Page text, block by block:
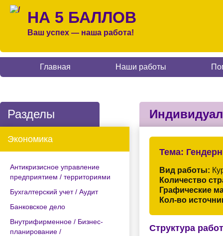
НА 5 БАЛЛОВ
Ваш успех — наша работа!
Главная Наши работы
Разделы
Экономика
Антикризисное управление
предприятием / территориями
Бухгалтерский учет / Аудит
Банковское дело
Внутрифирменное / Бизнес-
планирование /
Тема:
Вид работы:
Количество
Графические
Кол-во
Структура